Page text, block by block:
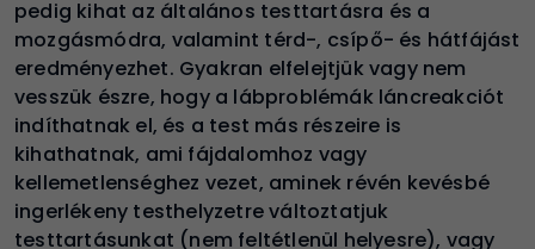
pedig kihat az általános testtartásra és a
mozgásmódra, valamint térd-, csípő- és hátfájást
eredményezhet. Gyakran elfelejtjük vagy nem
vesszük észre, hogy a lábproblémák láncreakciót
indíthatnak el, és a test más részeire is
kihathatnak, ami fájdalomhoz vagy
kellemetlenséghez vezet, aminek révén kevésbé
ingerlékeny testhelyzetre változtatjuk
testtartásunkat (nem feltétlenül helyesre), vagy